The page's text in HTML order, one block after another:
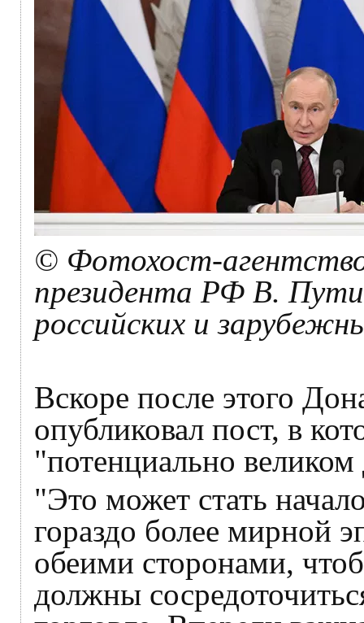
© Фотохост-
президента РФ В.
российских и
Вскоре после этого
опубликовал пост, в
"потенциально
"Это может стать
гораздо более мирной
обеими сторонами,
должны